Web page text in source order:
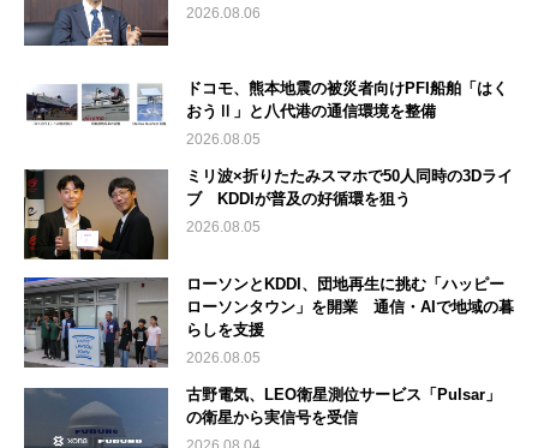
2026.08.06
ドコモ、熊本地震の被災者向けPFI船舶「はく
おうⅡ」と八代港の通信環境を整備
2026.08.05
ミリ波×折りたたみスマホで50人同時の3Dライ
ブ KDDIが普及の好循環を狙う
2026.08.05
ローソンとKDDI、団地再生に挑む「ハッピー
ローソンタウン」を開業 通信・AIで地域の暮
らしを支援
2026.08.05
古野電気、LEO衛星測位サービス「Pulsar」
の衛星から実信号を受信